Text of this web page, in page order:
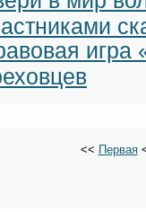
<< Первая